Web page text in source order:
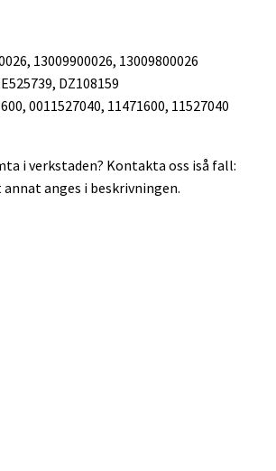
13009900026, 13009800026
DZ108159
0011527040, 11471600, 11527040
i verkstaden? Kontakta oss iså fall:
anges i beskrivningen.